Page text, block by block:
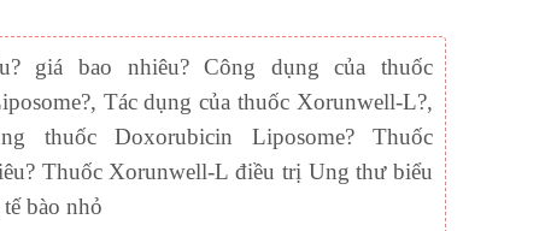
giá bao nhiêu? Công dụng của thuốc
Tác dụng của thuốc Xorunwell-L?,
thuốc Doxorubicin Liposome? Thuốc
Thuốc Xorunwell-L điều trị Ung thư biểu
bào nhỏ